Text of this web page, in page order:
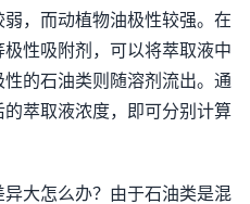
，而动植物油极性较强。在
性吸附剂，可以将萃取液中
的石油类则随溶剂流出。通
萃取液浓度，即可分别计算
大怎么办？由于石油类是混